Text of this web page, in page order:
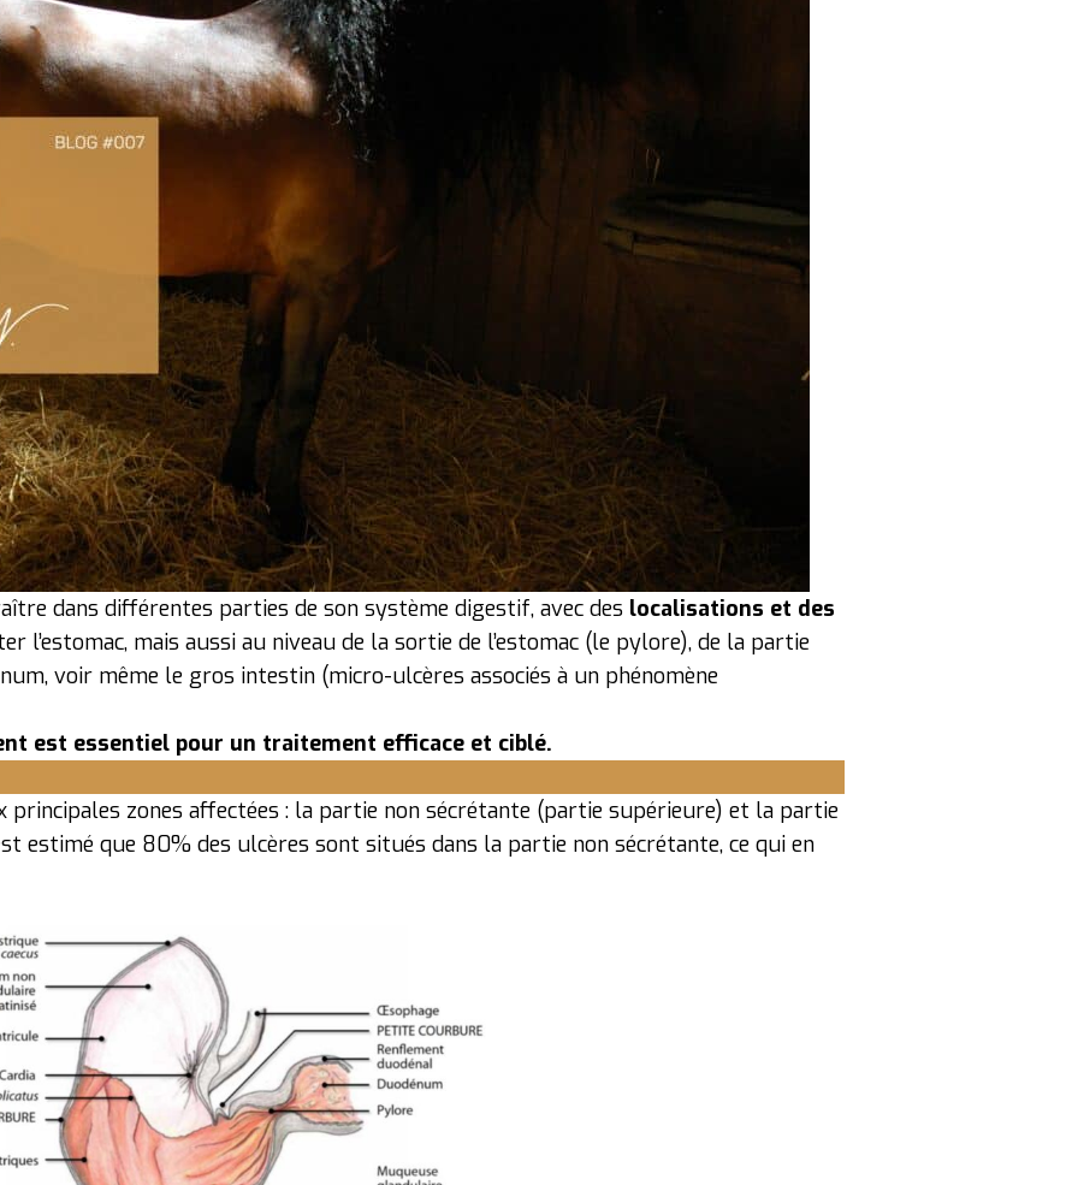
dans différentes parties de son système digestif, avec des localisations et des
l’estomac, mais aussi au niveau de la sortie de l’estomac (le pylore), de la partie
voir même le gros intestin (micro-ulcères associés à un phénomène
est essentiel pour un traitement efficace et ciblé.
principales zones affectées : la partie non sécrétante (partie supérieure) et la partie
estimé que 80% des ulcères sont situés dans la partie non sécrétante, ce qui en